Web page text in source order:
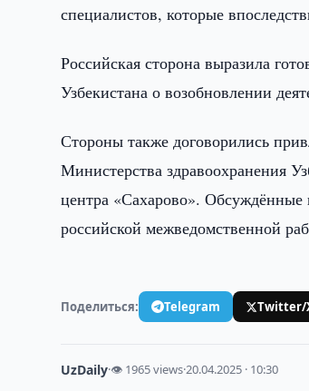
специалистов, которые
Российская сторона выразила
Узбекистана о возобновлении
Стороны также договорились
Министерства здравоохранения
центра «Сахарово». Обсуждённые
российской межведомственной
Поделиться: Telegram Twitter/
UzDaily·👁 1965 views·20.04.2025 · 10:30